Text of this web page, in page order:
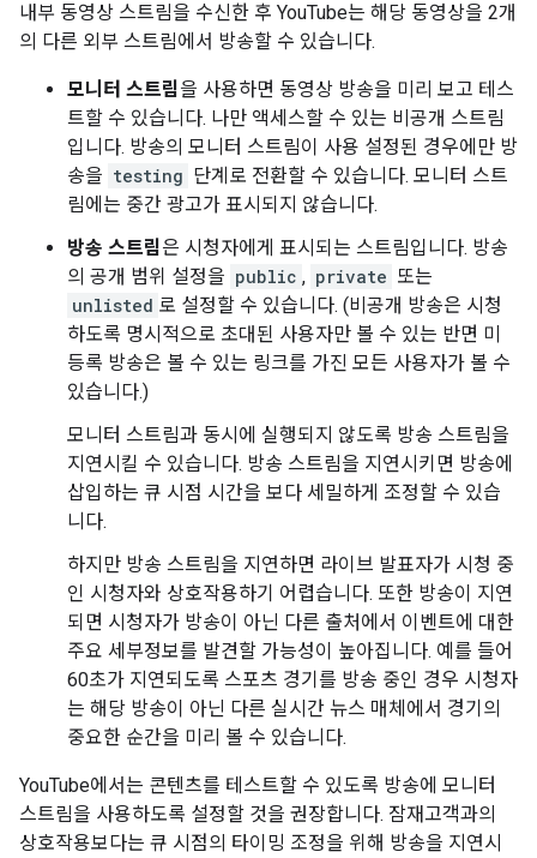
내부 동영상 스트림을 수신한 후 YouTube는 해당 동영상을 2개
의 다른 외부 스트림에서 방송할 수 있습니다.
모니터 스트림 을 사용하면 동영상 방송을 미리 보고 테스
트할 수 있습니다. 나만 액세스할 수 있는 비공개 스트림
입니다. 방송의 모니터 스트림이 사용 설정된 경우에만 방
송을 testing 단계로 전환할 수 있습니다. 모니터 스트
림에는 중간 광고가 표시되지 않습니다.
방송 스트림 은 시청자에게 표시되는 스트림입니다. 방송
의 공개 범위 설정을 public , private 또는
unlisted 로 설정할 수 있습니다. (비공개 방송은 시청
하도록 명시적으로 초대된 사용자만 볼 수 있는 반면 미
등록 방송은 볼 수 있는 링크를 가진 모든 사용자가 볼 수
있습니다.)
모니터 스트림과 동시에 실행되지 않도록 방송 스트림을
지연시킬 수 있습니다. 방송 스트림을 지연시키면 방송에
삽입하는 큐 시점 시간을 보다 세밀하게 조정할 수 있습
니다.
하지만 방송 스트림을 지연하면 라이브 발표자가 시청 중
인 시청자와 상호작용하기 어렵습니다. 또한 방송이 지연
되면 시청자가 방송이 아닌 다른 출처에서 이벤트에 대한
주요 세부정보를 발견할 가능성이 높아집니다. 예를 들어
60초가 지연되도록 스포츠 경기를 방송 중인 경우 시청자
는 해당 방송이 아닌 다른 실시간 뉴스 매체에서 경기의
중요한 순간을 미리 볼 수 있습니다.
YouTube에서는 콘텐츠를 테스트할 수 있도록 방송에 모니터
스트림을 사용하도록 설정할 것을 권장합니다. 잠재고객과의
상호작용보다는 큐 시점의 타이밍 조정을 위해 방송을 지연시